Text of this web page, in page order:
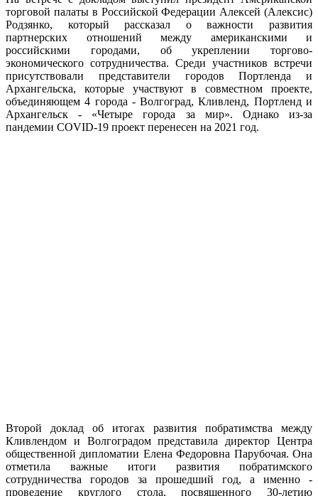
торговой палаты в Российской Федерации Алексей (Алексис)
Родзянко, который рассказал о важности развития
партнерских отношений между американскими и
российскими городами, об укреплении торгово-
экономического сотрудничества. Среди участников встречи
присутствовали представители городов Портленда и
Архангельска, которые участвуют в совместном проекте,
объединяющем 4 города - Волгоград, Кливленд, Портленд и
Архангельск - «Четыре города за мир». Однако из-за
пандемии COVID-19 проект перенесен на 2021 год.
Второй доклад об итогах развития побратимства между
Кливлендом и Волгоградом представила директор Центра
общественной дипломатии Елена Федоровна Парубочая. Она
отметила важные итоги развития побратимского
сотрудничества городов за прошедший год, а именно -
проведение круглого стола, посвященного 30-летию